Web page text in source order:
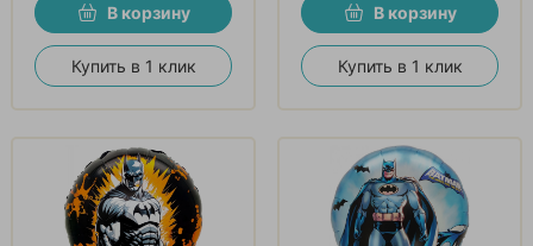
В корзину
Купить в 1 клик
В корзину
Купить в 1 клик